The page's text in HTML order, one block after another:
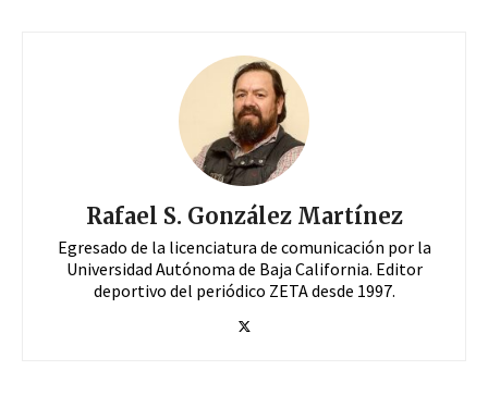
Rafael S. González Martínez
Egresado de la licenciatura de comunicación por la
Universidad Autónoma de Baja California. Editor
deportivo del periódico ZETA desde 1997.